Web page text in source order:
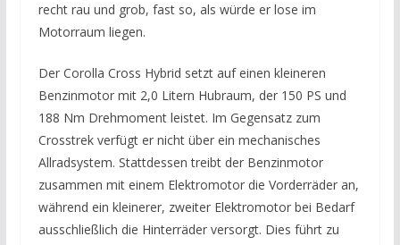
recht rau und grob, fast so, als würde er lose im
Motorraum liegen.
Der Corolla Cross Hybrid setzt auf einen kleineren
Benzinmotor mit 2,0 Litern Hubraum, der 150 PS und
188 Nm Drehmoment leistet. Im Gegensatz zum
Crosstrek verfügt er nicht über ein mechanisches
Allradsystem. Stattdessen treibt der Benzinmotor
zusammen mit einem Elektromotor die Vorderräder an,
während ein kleinerer, zweiter Elektromotor bei Bedarf
ausschließlich die Hinterräder versorgt. Dies führt zu